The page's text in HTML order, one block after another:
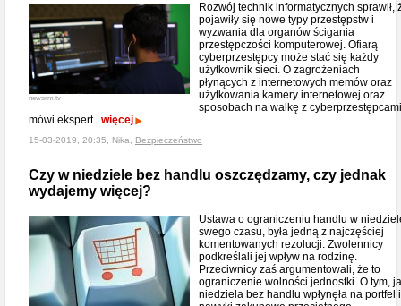
newsrm.tv
Rozwój technik informatycznych sprawił,
pojawiły się nowe typy przestępstw i
wyzwania dla organów ścigania
przestępczości komputerowej. Ofiarą
cyberprzestępcy może stać się każdy
użytkownik sieci. O zagrożeniach
płynących z internetowych memów oraz
użytkowania kamery internetowej oraz
sposobach na walkę z cyberprzestępcami
mówi ekspert. więcej
15-03-2019, 20:35, Nika, Bezpieczeństwo
Czy w niedziele bez handlu oszczędzamy, czy jednak
wydajemy więcej?
Ustawa o ograniczeniu handlu w
swego czasu, była jedną z najczęściej
komentowanych rezolucji. Zwolennicy
podkreślali jej wpływ na rodzinę.
Przeciwnicy zaś argumentowali, że to
ograniczenie wolności jednostki. O tym,
niedziela bez handlu wpłynęła na portfel i